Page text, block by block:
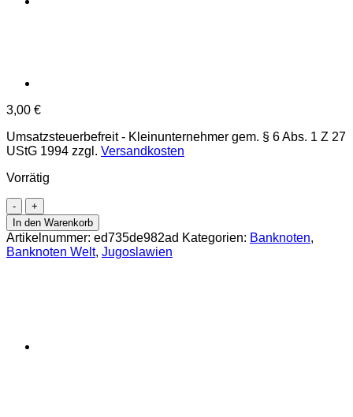
3,00 €
Umsatzsteuerbefreit - Kleinunternehmer gem. § 6 Abs. 1 Z 27
UStG 1994 zzgl. Versandkosten
Vorrätig
Jugoslawien
-
1
Dinar
1944,
In den Warenkorb
Artikelnummer: ed735de982ad Kategorien: Banknoten,
Banknoten Welt, Jugoslawien